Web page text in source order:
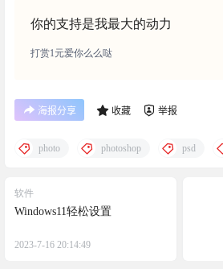
你的支持是我最大的动力
打赏1元爱你么么哒
海报分享 收藏 举报
photo photoshop psd
软件
Windows11轻松设置
2023-7-16 20:14:49